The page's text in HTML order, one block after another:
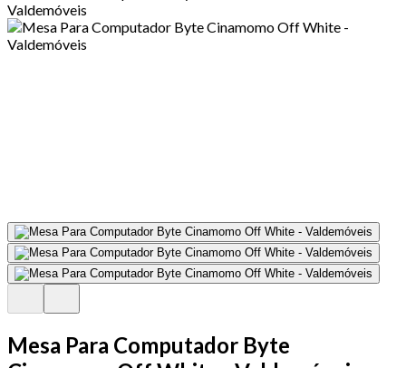
Mesa Para Computador Byte